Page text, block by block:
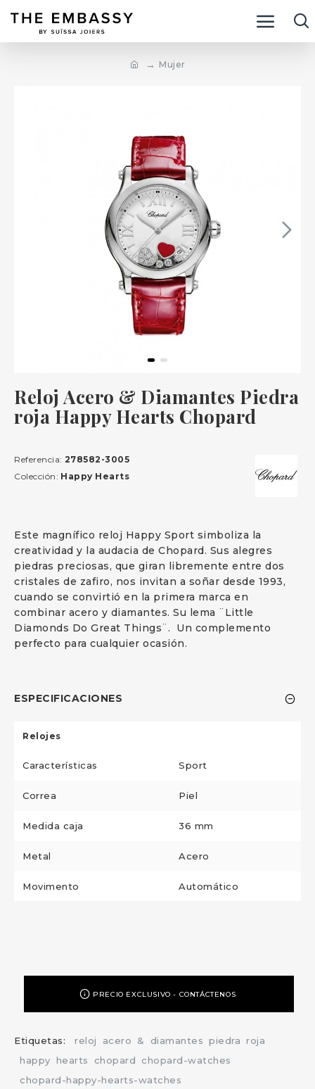
Mujer
Reloj Acero & Diamantes Piedra
roja Happy Hearts Chopard
Este magnífico reloj Happy Sport simboliza la
creatividad y la audacia de Chopard. Sus alegres
piedras preciosas, que giran libremente entre dos
cristales de zafiro, nos invitan a soñar desde 1993,
cuando se convirtió en la primera marca en
combinar acero y diamantes. Su lema ¨Little
Diamonds Do Great Things¨. Un complemento
perfecto para cualquier ocasión.
ESPECIFICACIONES
Relojes
Características Sport
Correa Piel
Medida caja 36 mm
Metal Acero
Movimento Automático
Referencia: 278582-3005
Colección: Happy Hearts
PRECIO EXCLUSIVO - CONTÁCTENOS
Etiquetas: reloj acero & diamantes piedra roja
happy hearts chopard
chopard-watches
chopard-happy-hearts-watches